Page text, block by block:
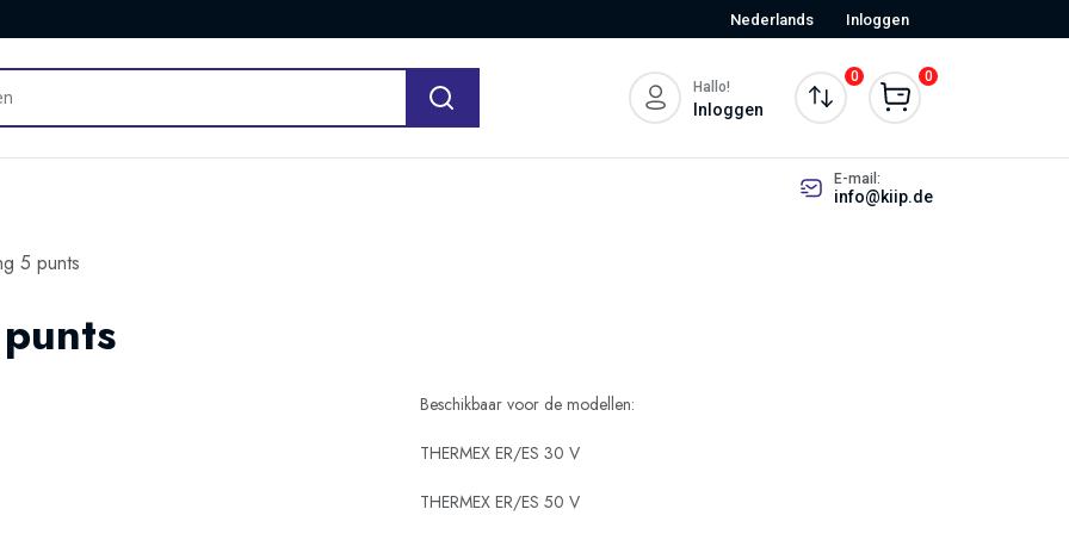
Nederlands Inloggen
Hallo!
Inloggen
0 0
E-mail:
info@kiip.de
5 punts
Beschikbaar voor de modellen:
THERMEX ER/ES 30 V
THERMEX ER/ES 50 V